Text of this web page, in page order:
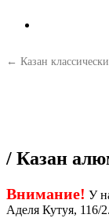
← Казан
/ Казан
Внимание! У
Аделя Кутуя, 116/2.